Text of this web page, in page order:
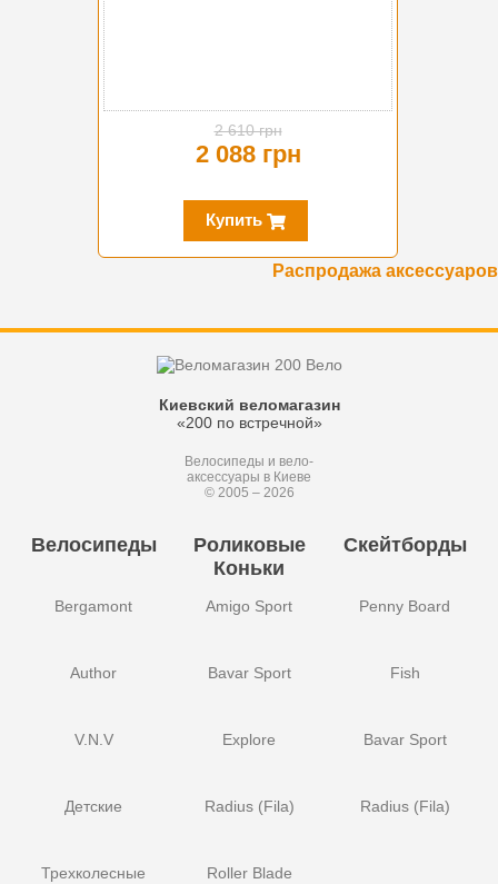
2 610 грн
2 088 грн
Купить
Распродажа аксессуаров
Киевский веломагазин
«200 по встречной»
Велосипеды и вело-
аксессуары в Киеве
© 2005 – 2026
Велосипеды
Bergamont
Author
V.N.V
Детские
Трехколесные
Роликовые
Коньки
Amigo Sport
Bavar Sport
Explore
Radius (Fila)
Roller Blade
Скейтборды
Penny Board
Fish
Bavar Sport
Radius (Fila)